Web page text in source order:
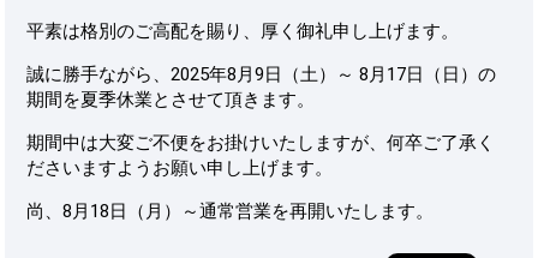
平素は格別のご高配を賜り、厚く御礼申し上げます。
誠に勝手ながら、2025年8月9日（土）～ 8月17日（日）の
期間を夏季休業とさせて頂きます。
期間中は大変ご不便をお掛けいたしますが、何卒ご了承く
ださいますようお願い申し上げます。
尚、8月18日（月）～通常営業を再開いたします。